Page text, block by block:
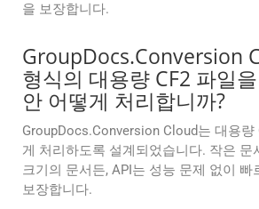
을 보장합니다.
GroupDocs.Conversion
형식의 대용량 CF2 파일
안 어떻게 처리합니까?
GroupDocs.Conversion Cloud는 대용량
게 처리하도록 설계되었습니다. 작은 문
크기의 문서든, API는 성능 문제 없이 빠
보장합니다.